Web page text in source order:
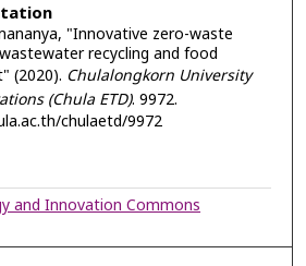
"Innovative zero-waste
recycling and food
(2020). Chulalongkorn University
(Chula ETD). 9972.
chulaetd/9972
and Innovation Commons